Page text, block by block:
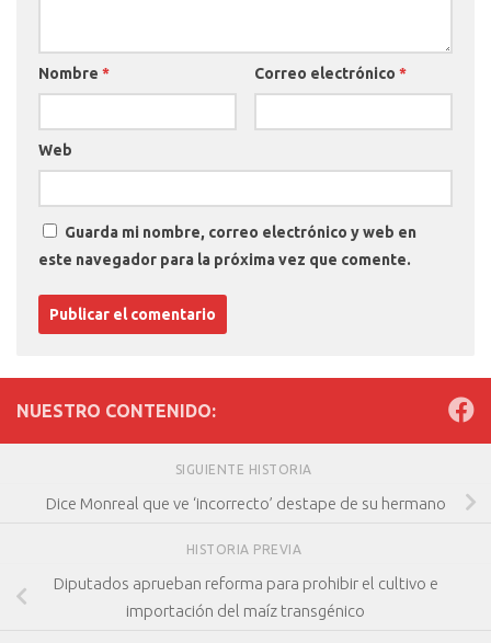
Nombre * Correo electrónico *
Web
Guarda mi nombre, correo electrónico y web en
este navegador para la próxima vez que comente.
NUESTRO CONTENIDO:
SIGUIENTE HISTORIA
Dice Monreal que ve ‘incorrecto’ destape de su hermano
HISTORIA PREVIA
Diputados aprueban reforma para prohibir el cultivo e
importación del maíz transgénico